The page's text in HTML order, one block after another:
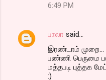
6:49 PM
பாலா said…
இரண்டாம்
பண்ணி பெருமை
மத்தபடி புத்தக
:)